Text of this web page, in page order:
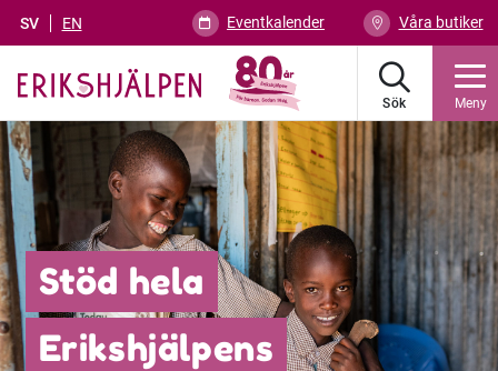
SV EN Eventkalender Våra butiker
Sök Meny
Stöd hela
Erikshjälpens